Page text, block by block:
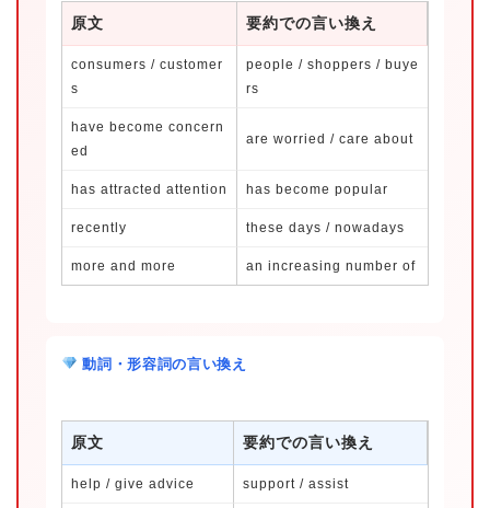
原文 要約での言い換え
consumers / customer
s
people / shoppers / buye
rs
have become concern
ed
are worried / care about
has attracted attention has become popular
recently these days / nowadays
more and more an increasing number of
動詞・形容詞の言い換え
原文 要約での言い換え
help / give advice support / assist